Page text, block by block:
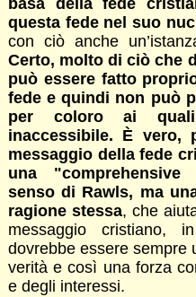
basa della fede
questa fede nel suo
con ciò anche
Certo, molto di ciò che
può essere fatto
fede e quindi non può
per coloro ai
inaccessibile. È vero,
messaggio della fede
una
senso di Rawls, ma
ragione stessa, che
messaggio cristiano,
dovrebbe essere sempre
verità e così una forza
e degli interessi.